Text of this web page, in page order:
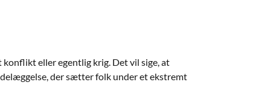
eller egentlig krig. Det vil sige, at
der sætter folk under et ekstremt